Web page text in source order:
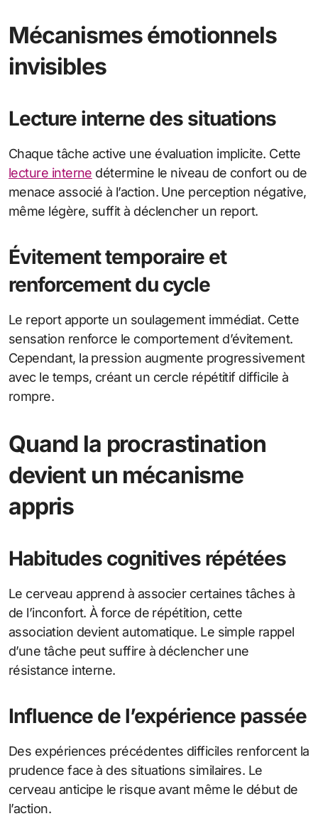
Mécanismes émotionnels
invisibles
Lecture interne des situations
Chaque tâche active une évaluation implicite. Cette
lecture interne détermine le niveau de confort ou de
menace associé à l’action. Une perception négative,
même légère, suffit à déclencher un report.
Évitement temporaire et
renforcement du cycle
Le report apporte un soulagement immédiat. Cette
sensation renforce le comportement d’évitement.
Cependant, la pression augmente progressivement
avec le temps, créant un cercle répétitif difficile à
rompre.
Quand la procrastination
devient un mécanisme
appris
Habitudes cognitives répétées
Le cerveau apprend à associer certaines tâches à
de l’inconfort. À force de répétition, cette
association devient automatique. Le simple rappel
d’une tâche peut suffire à déclencher une
résistance interne.
Influence de l’expérience passée
Des expériences précédentes difficiles renforcent la
prudence face à des situations similaires. Le
cerveau anticipe le risque avant même le début de
l’action.